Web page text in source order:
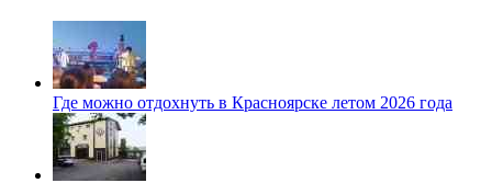
Где можно отдохнуть в Красноярске летом 2026 года